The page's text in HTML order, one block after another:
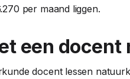
per maand liggen.
een docent
docent lessen